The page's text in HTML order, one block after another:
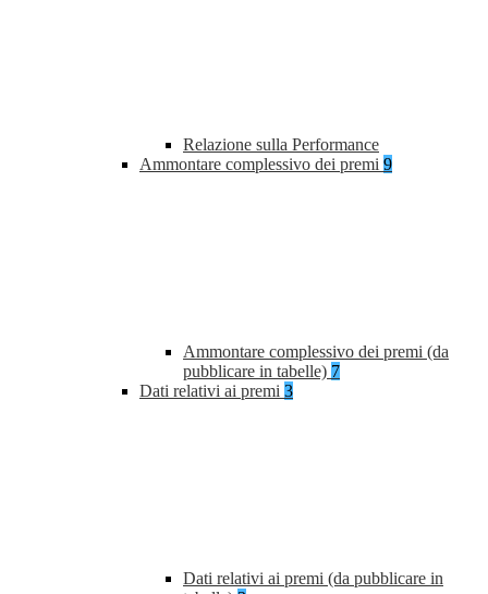
Relazione sulla Performance
Ammontare complessivo dei premi 9
Ammontare complessivo dei premi (da
pubblicare in tabelle) 7
Dati relativi ai premi 3
Dati relativi ai premi (da pubblicare in